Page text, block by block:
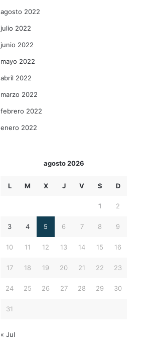
agosto 2022
julio 2022
junio 2022
mayo 2022
abril 2022
marzo 2022
febrero 2022
enero 2022
agosto 2026
L M X J V S D
1 2
3 4 5 6 7 8 9
10 11 12 13 14 15 16
17 18 19 20 21 22 23
24 25 26 27 28 29 30
31
« Jul